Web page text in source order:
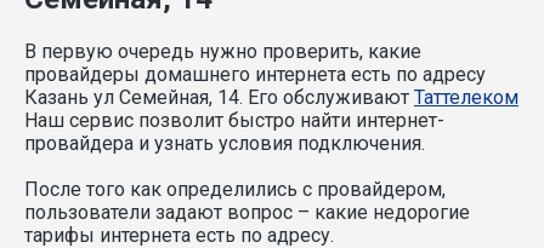
В первую очередь нужно проверить, какие
провайдеры домашнего интернета есть по адресу
Казань ул Семейная, 14. Его обслуживают Таттелеком
Наш сервис позволит быстро найти интернет-
провайдера и узнать условия подключения.
После того как определились с провайдером,
пользователи задают вопрос – какие недорогие
тарифы интернета есть по адресу.